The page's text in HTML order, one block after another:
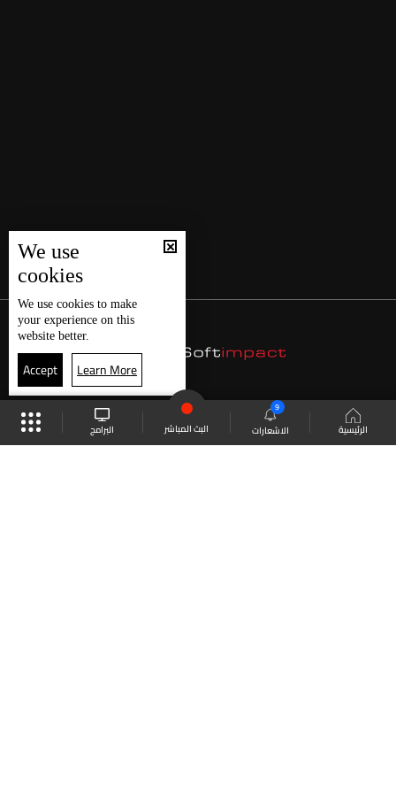
الرئيسية الاشعارات
9
البث المباشر البرامج
We use
cookies
We use cookies to make
your experience on this
website better.
Accept Learn More
موقع البرامج الجدول البث المباشر